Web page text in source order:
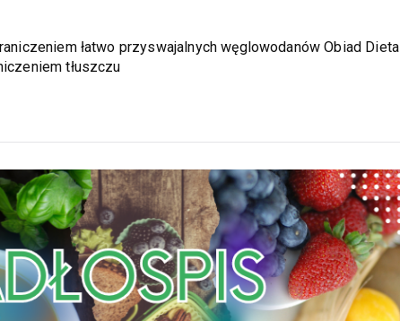
łatwo przyswajalnych węglowodanów Obiad Dieta
tłuszczu